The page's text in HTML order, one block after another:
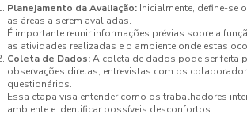
Planejamento da Avaliação: Inicialmente, define-se
as áreas a serem avaliadas.
É importante reunir informações prévias sobre a
as atividades realizadas e o ambiente onde estas
Coleta de Dados:A coleta de dados pode ser feita
observações diretas, entrevistas com os
questionários.
Essa etapa visa entender como os trabalhadores
ambiente e identificar possíveis desconfortos.